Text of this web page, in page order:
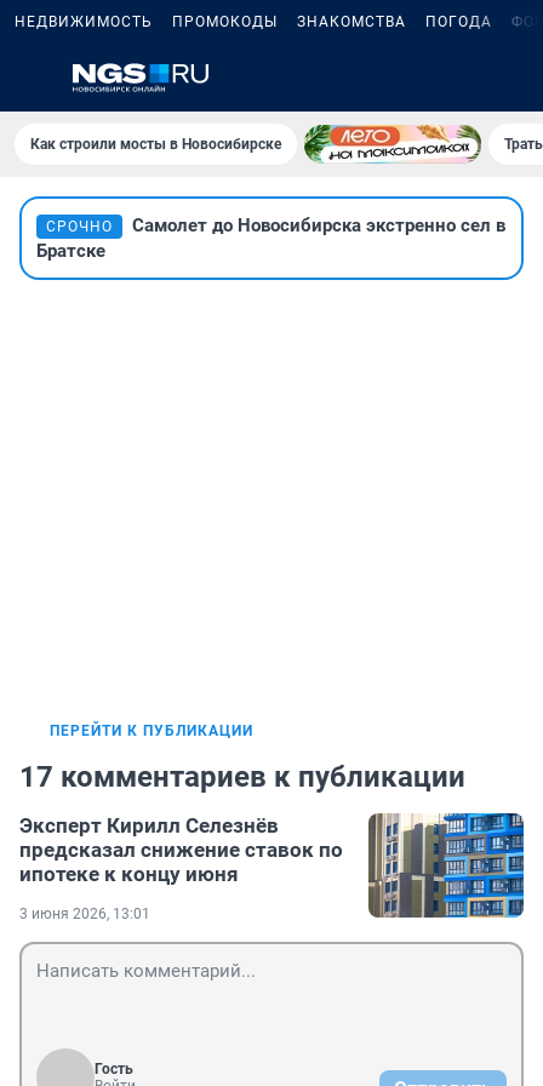
НЕДВИЖИМОСТЬ ПРОМОКОДЫ ЗНАКОМСТВА ПОГОДА
Как строили мосты в Новосибирске
СРОЧНО
Самолет до Новосибирска экстренно сел в
Братске
ПЕРЕЙТИ К ПУБЛИКАЦИИ
17 комментариев к публикации
Эксперт Кирилл Селезнёв
предсказал снижение ставок по
ипотеке к концу июня
3 июня 2026, 13:01
Гость